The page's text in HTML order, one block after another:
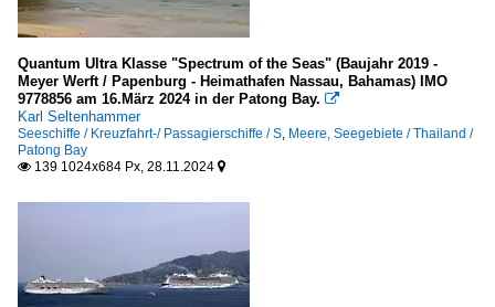
Galerien
Experimentelle Bearbeitungen
Werften und Docks
Europa (ohne D)
Quantum Ultra Klasse "Spectrum of the Seas" (Baujahr 2019 -
Meyer Werft / Papenburg - Heimathafen Nassau, Bahamas) IMO
9778856 am 16.März 2024 in der Patong Bay. 
Karl Seltenhammer
Seeschiffe / Kreuzfahrt-/ Passagierschiffe / S, Meere, Seegebiete / Thailand /
Patong Bay
 139 1024x684 Px, 28.11.2024 